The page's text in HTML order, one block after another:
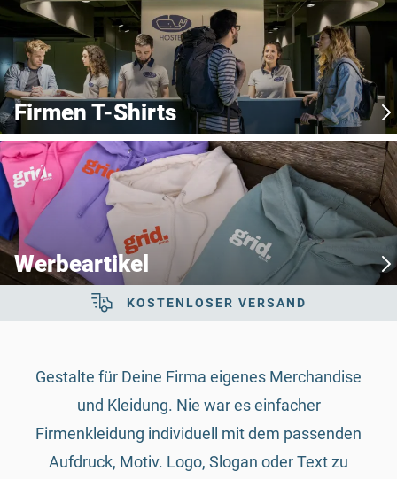
Firmen T-Shirts
Werbeartikel
KOSTENLOSER VERSAND
Gestalte für Deine Firma eigenes Merchandise
und Kleidung. Nie war es einfacher
Firmenkleidung individuell mit dem passenden
Aufdruck, Motiv. Logo, Slogan oder Text zu